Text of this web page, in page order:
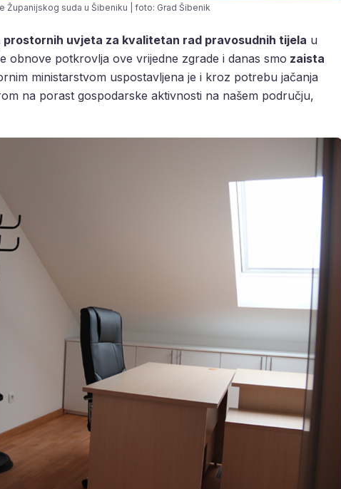
Županijskog suda u Šibeniku | foto: Grad Šibenik
uvjeta za kvalitetan rad pravosudnih tijela u
obnove potkrovlja ove vrijedne zgrade i danas smo zaista
ministarstvom uspostavljena je i kroz potrebu jačanja
na porast gospodarske aktivnosti na našem području,